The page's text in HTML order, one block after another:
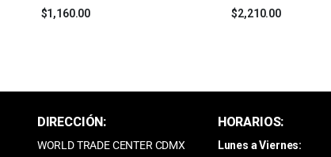
$1,160.00 $2,210.00
DIRECCIÓN:
WORLD TRADE CENTER CDMX
HORARIOS:
Lunes a Viernes: